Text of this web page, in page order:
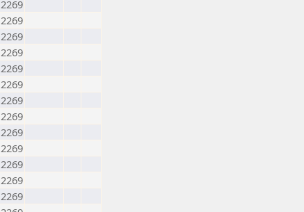
2269
2269
2269
2269
2269
2269
2269
2269
2269
2269
2269
2269
2269